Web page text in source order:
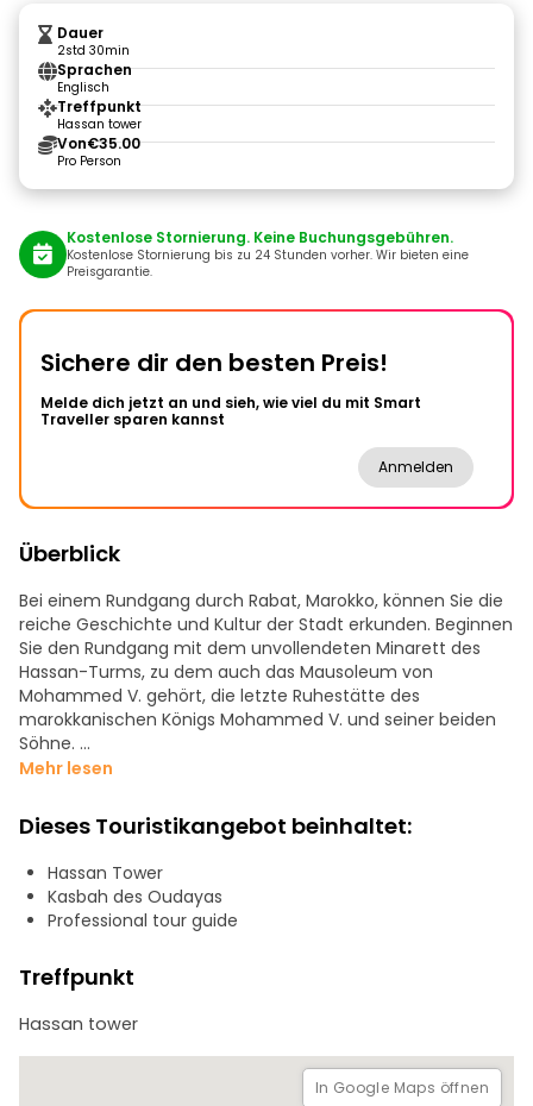
Dauer
2std 30min
Sprachen
Englisch
Treffpunkt
Hassan tower
Von€35.00
Pro Person
Kostenlose Stornierung. Keine Buchungsgebühren.
Kostenlose Stornierung bis zu 24 Stunden vorher. Wir bieten eine
Preisgarantie.
Sichere dir den besten Preis!
Melde dich jetzt an und sieh, wie viel du mit Smart
Traveller sparen kannst
Anmelden
Überblick
Bei einem Rundgang durch Rabat, Marokko, können Sie die
reiche Geschichte und Kultur der Stadt erkunden. Beginnen
Sie den Rundgang mit dem unvollendeten Minarett des
Hassan-Turms, zu dem auch das Mausoleum von
Mohammed V. gehört, die letzte Ruhestätte des
marokkanischen Königs Mohammed V. und seiner beiden
Söhne.
der Sie einen Panoramablick auf die Stadt und das Meer
haben. Erkunden Sie die Andalusischen Gärten, ein schöner
Ort zum Entspannen und Genießen des mediterranen
Klimas. Zum Abschluss erkunden Sie die Medina von Rabat,
ein UNESCO-Weltkulturerbe in der Altstadt.
Mehr lesen
Dieses Touristikangebot beinhaltet:
Hassan Tower
Kasbah des Oudayas
Professional tour guide
Treffpunkt
Hassan tower
In Google Maps öffnen